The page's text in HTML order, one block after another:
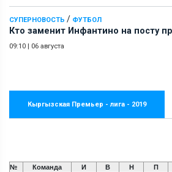
СУПЕРНОВОСТЬ / ФУТБОЛ
Кто заменит Инфантино на посту
09:10 | 06 августа
Кыргызская Премьер - лига - 2019
№ Команда И В Н П